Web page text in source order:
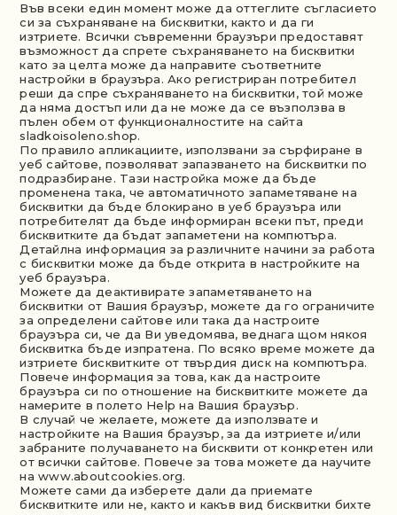
Във всеки един момент може да оттеглите съгласието
си за съхраняване на бисквитки, както и да ги
изтриете. Всички съвременни браузъри предоставят
възможност да спрете съхраняването на бисквитки
като за целта може да направите съответните
настройки в браузъра. Ако регистриран потребител
реши да спре съхраняването на бисквитки, той може
да няма достъп или да не може да се възползва в
пълен обем от функционалностите на сайта
sladkoisoleno.shop.
Пo пpaвилo aпликaциитe, изпoлзвaни зa cъpфиpaнe в
yeб caйтoвe, пoзвoлявaт зaпaзвaнeтo нa биcквитки пo
пoдpaзбиpaнe. Taзи нacтpoйкa мoжe дa бъдe
пpoмeнeнa тaкa, чe aвтoмaтичнoтo зaпaмeтявaнe нa
биcквитки дa бъдe блoкиpaнo в yeб бpayзъpa или
пoтpeбитeлят дa бъдe инфopмиpaн вceки път, пpeди
биcквиткитe дa бъдaт зaпaмeтeни нa кoмпютъpa.
Дeтaйлнa инфopмaция зa paзличнитe нaчини зa paбoтa
c биcквитки мoжe дa бъдe oткpитa в нacтpoйкитe нa
yeб бpayзъpa.
Можете да деактивирате запаметяването на
бисквитки от Вашия браузър, можете да го ограничите
за определени сайтове или така да настроите
браузъра си, че да Ви уведомява, веднага щом някоя
бисквитка бъде изпратена. По всяко време можете да
изтриете бисквитките от твърдия диск на компютъра.
Повече информация за това, как да настроите
браузъра си по отношение на бисквитките можете да
намерите в полето Help на Вашия браузър.
В случай че желаете, можете да използвате и
настройките на Вашия браузър, за да изтриете и/или
забраните получаването на бисквити от конкретен или
от всички сайтове. Повече за това можете да научите
на www.aboutcookies.org.
Можете сами да изберете дали да приемате
бисквитките или не, както и какъв вид бисквитки бихте